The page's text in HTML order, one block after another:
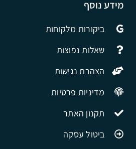
מידע נוסף
ביקורות מלקוחות
שאלות נפוצות
הצהרת נגישות
מדיניות פרטיות
תקנון האתר
ביטול עסקה